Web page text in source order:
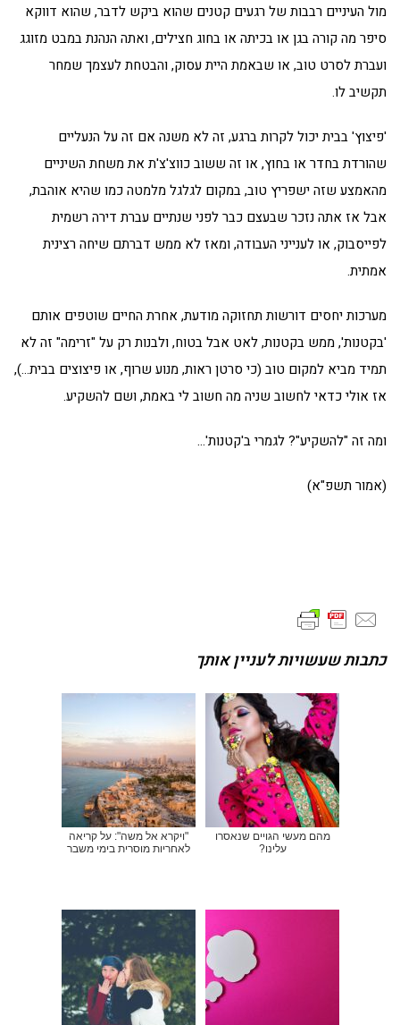
מול העיניים רבבות של רגעים קטנים שהוא ביקש לדבר, שהוא דווקא
סיפר מה קורה בגן או בכיתה או בחוג חצילים, ואתה הנהנת במבט מזוגג
ועברת לסרט טוב, או שבאמת היית עסוק, והבטחת לעצמך שמחר
תקשיב לו.
'פיצוץ' בבית יכול לקרות ברגע, זה לא משנה אם זה על הנעליים
שהורדת בחדר או בחוץ, או זה ששוב כווצ'צ'ת את משחת השיניים
מהאמצע שזה ישפריץ טוב, במקום לגלגל מלמטה כמו שהיא אוהבת,
אבל אז אתה נזכר שבעצם כבר לפני שנתיים עברת דירה רשמית
לפייסבוק, או לענייני העבודה, ומאז לא ממש דברתם שיחה רצינית
אמתית.
מערכות יחסים דורשות תחזוקה מודעת, אחרת החיים שוטפים אותם
'בקטנות', ממש בקטנות, לאט אבל בטוח, ולבנות רק על "זרימה" זה לא
תמיד מביא למקום טוב (כי סרטן ראות, מנוע שרוף, או פיצוצים בבית…),
אז אולי כדאי לחשוב שניה מה חשוב לי באמת, ושם להשקיע.
ומה זה "להשקיע"? לגמרי ב'קטנות'…
(אמור תשפ"א)
כתבות שעשויות לעניין אותך
מהם מעשי הגויים שנאסרו
עלינו?
"ויקרא אל משה": על קריאה
לאחריות מוסרית בימי משבר